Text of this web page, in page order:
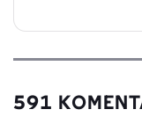
591